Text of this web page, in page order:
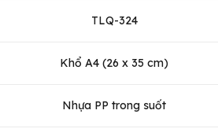
TLQ-324
Khổ A4 (26 x 35 cm)
Nhựa PP trong suốt